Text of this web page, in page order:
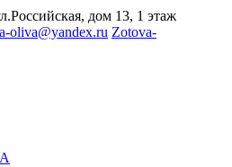
дом 13, 1 этаж
oliva@yandex.ru Zotova-